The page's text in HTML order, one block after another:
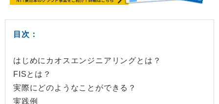
目次：
はじめにカオスエンジニアリングとは？
FISとは？
実際にどのようなことができる？
実践例